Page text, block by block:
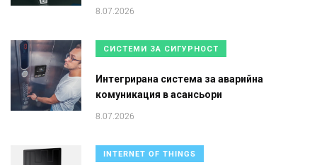
8.07.2026
СИСТЕМИ ЗА СИГУРНОСТ
Интегрирана система за аварийна
комуникация в асансьори
8.07.2026
INTERNET OF THINGS